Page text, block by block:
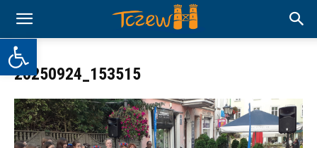
Otwórz pasek narzędzi
20250924_153515